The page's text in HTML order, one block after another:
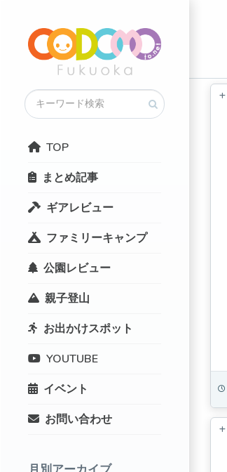
TOP
まとめ記事
ギアレビュー
ファミリーキャンプ
公園レビュー
親子登山
お出かけスポット
YOUTUBE
イベント
お問い合わせ